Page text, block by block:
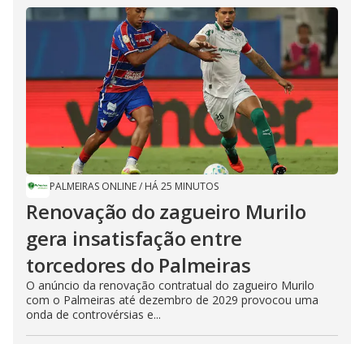
PALMEIRAS ONLINE/ HÁ 25 MINUTOS
Renovação do zagueiro Murilo
gera insatisfação entre
torcedores do Palmeiras
O anúncio da renovação contratual do zagueiro Murilo
com o Palmeiras até dezembro de 2029 provocou uma
onda de controvérsias e...